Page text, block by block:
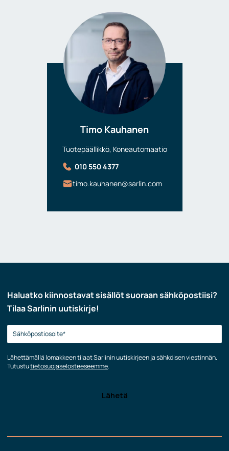
Timo Kauhanen
Tuotepäällikkö, Koneautomaatio
010 550 4377
timo.kauhanen@sarlin.com
Haluatko kiinnostavat sisällöt suoraan sähköpostiisi?
Tilaa Sarlinin uutiskirje!
Lähettämällä lomakkeen tilaat Sarlinin uutiskirjeen ja sähköisen viestinnän.
Tutustutietosuojaselosteeseemme.